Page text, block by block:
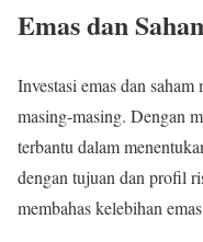
Emas dan
Investasi emas dan
masing-masing. Dengan
terbantu dalam
dengan tujuan dan profil
membahas kelebihan